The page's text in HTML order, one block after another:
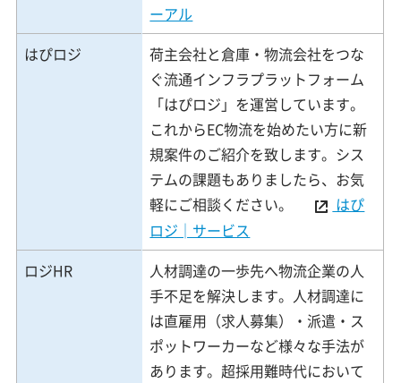
ーアル
はぴロジ
荷主会社と倉庫・物流会社をつな
ぐ流通インフラプラットフォーム
「はぴロジ」を運営しています。
これからEC物流を始めたい方に新
規案件のご紹介を致します。シス
テムの課題もありましたら、お気
軽にご相談ください。
はぴ
ロジ│サービス
ロジHR
人材調達の一歩先へ物流企業の人
手不足を解決します。人材調達に
は直雇用（求人募集）・派遣・ス
ポットワーカーなど様々な手法が
あります。超採用難時代において